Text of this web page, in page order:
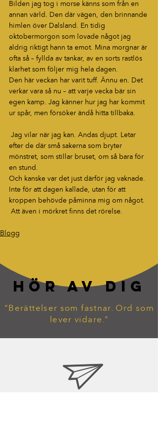
Bilden jag tog i morse känns som från en
annan värld. Den där vägen, den brinnande
himlen över Dalsland. En tidig
oktobermorgon som lovade något jag
aldrig riktigt hann ta emot. Mina morgnar är
ofta så – fyllda av tankar, av en sorts rastlös
klarhet som följer mig hela dagen.
Den här veckan har varit tuff. Ännu en. Det
verkar vara så nu – att varje vecka bär sin
egen kamp. Jag känner hur jag har kommit
ur spår, men försöker ändå hitta tillbaka.
efter de där små sakerna som bryter
mönstret, som stillar bruset, om så bara för
en stund.
Och kanske var det just därför jag vaknade.
Inte för att dagen kallade, utan för att
kroppen behövde påminna mig om något.
Att även i mörkret finns det rörelse.
Blogg
HÖR AV DIG
“Berättelser som fastnar. Ord som
lever vidare.”